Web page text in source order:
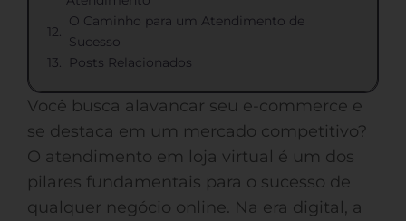
O Caminho para um Atendimento de
Sucesso
Posts Relacionados
Você busca alavancar seu e-commerce e
se destaca em um mercado competitivo?
O atendimento em loja virtual é um dos
pilares fundamentais para o sucesso de
qualquer negócio online. Na era digital, a